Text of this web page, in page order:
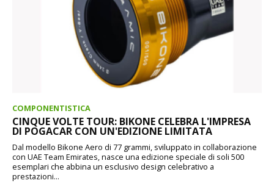
COMPONENTISTICA
CINQUE VOLTE TOUR: BIKONE CELEBRA L'IMPRESA
DI POGACAR CON UN'EDIZIONE LIMITATA
Dal modello Bikone Aero di 77 grammi, sviluppato in collaborazione
con UAE Team Emirates, nasce una edizione speciale di soli 500
esemplari che abbina un esclusivo design celebrativo a
prestazioni...